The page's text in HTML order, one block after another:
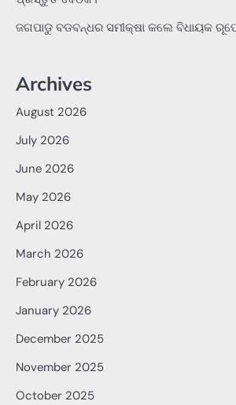
ଜଗପାଡୁ ବଡବନ୍ଧର ସମୀକ୍ଷା କଲେ ବିଧାୟକ
Archives
August 2026
July 2026
June 2026
May 2026
April 2026
March 2026
February 2026
January 2026
December 2025
November 2025
October 2025